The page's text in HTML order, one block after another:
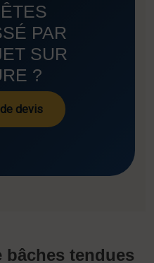
PAR
SUR
?
devis
bâches tendues